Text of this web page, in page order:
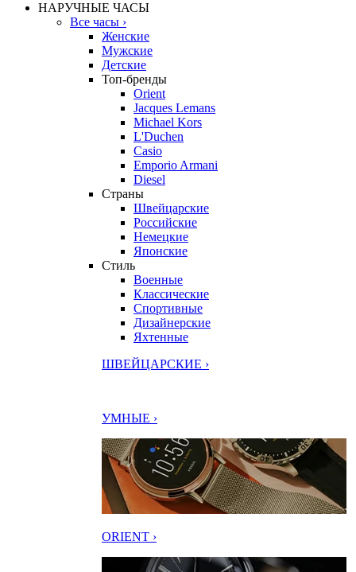
НАРУЧНЫЕ ЧАСЫ
Все часы ›
Женские
Мужские
Детские
Топ-бренды
Orient
Jacques Lemans
Michael Kors
L'Duchen
Casio
Emporio Armani
Diesel
Страны
Швейцарские
Российские
Немецкие
Японские
Стиль
Военные
Классические
Спортивные
Дизайнерские
Яхтенные
ШВЕЙЦАРСКИЕ ›
УМНЫЕ ›
ORIENT ›